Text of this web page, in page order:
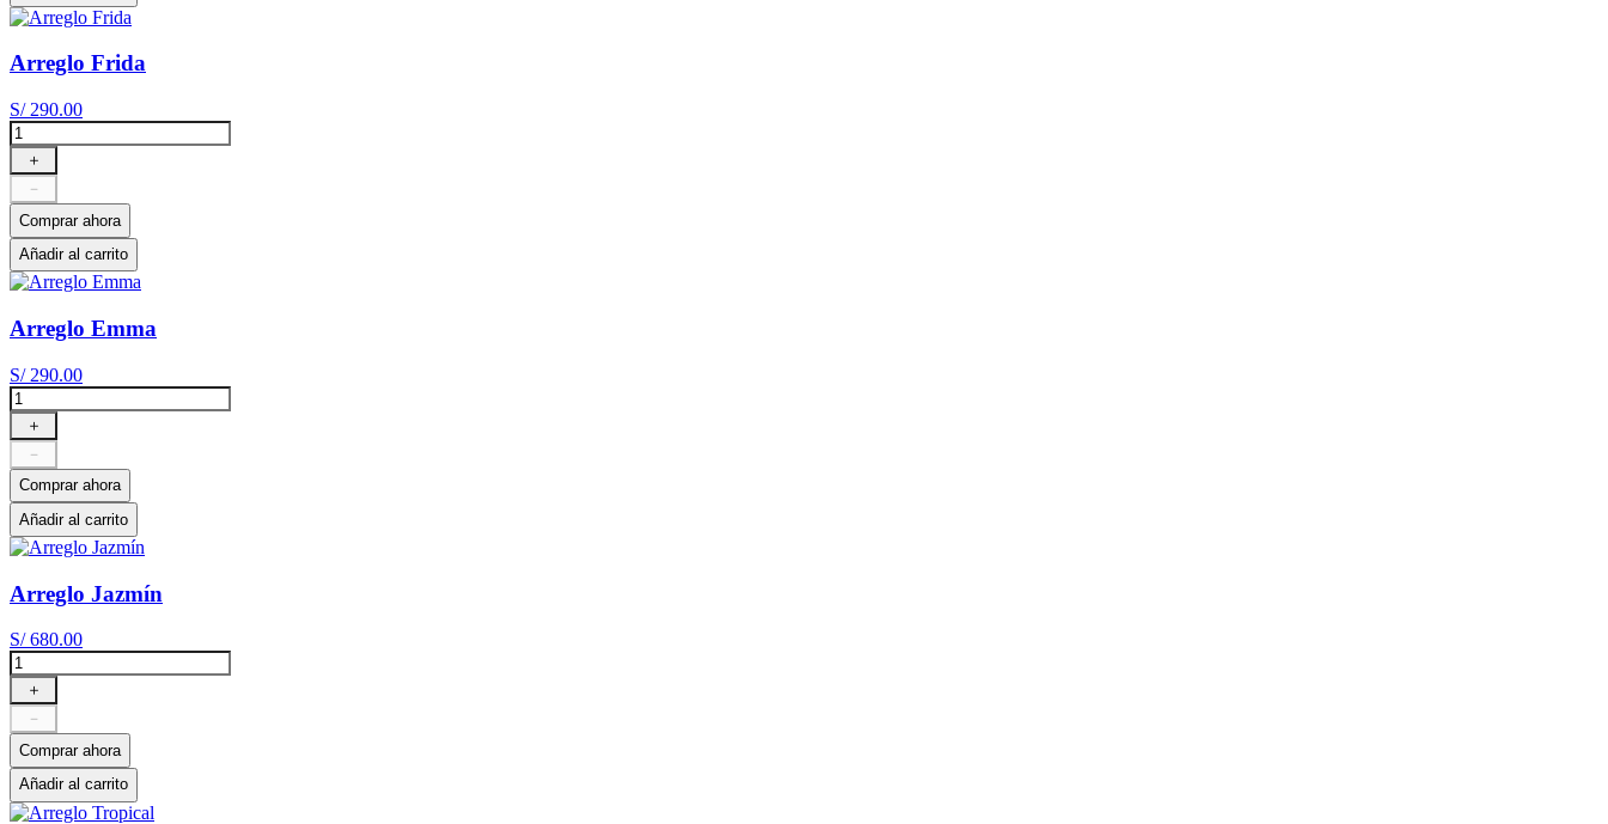
Arreglo Frida
S/ 290.00
＋
－
Comprar ahora
Añadir al carrito
Arreglo Emma
S/ 290.00
＋
－
Comprar ahora
Añadir al carrito
Arreglo Jazmín
S/ 680.00
＋
－
Comprar ahora
Añadir al carrito